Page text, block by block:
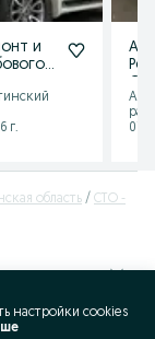
и
г.
07
область
СТО -
настройки cookies